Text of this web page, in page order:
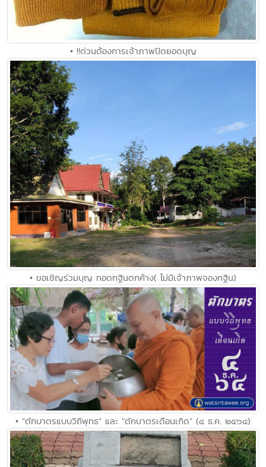
• !!ด่วนต้องการเจ้าภาพปิดยอดบุญ
• ขอเชิญร่วมบุญ ทอดกฐินตกค้าง( ไม่มีเจ้าภาพจองกฐิน)
• “ตักบาตรแบบวิถีพุทธ” และ “ตักบาตรเดือนเกิด” (๔ ธ.ค. ๒๕๖๔)